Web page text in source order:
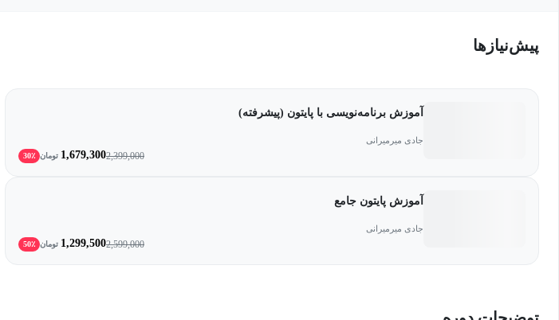
پیش‌نیاز‌ها
آموزش برنامه‌نویسی با پایتون (پیشرفته)
جادی میرمیرانی
2,399,000
1,679,300 تومان 30٪
آموزش پایتون جامع
جادی میرمیرانی
2,599,000
1,299,500 تومان 50٪